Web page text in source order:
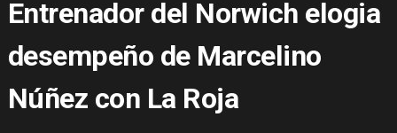
Entrenador del Norwich elogia
desempeño de Marcelino
Núñez con La Roja